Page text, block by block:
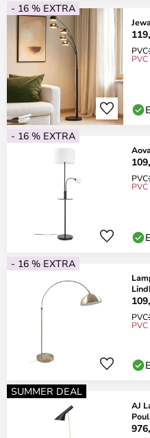
- 16 % EXTRA
PVC
- 16 % EXTRA
PVC
- 16 % EXTRA
PVC
SUMMER DEAL
AJ